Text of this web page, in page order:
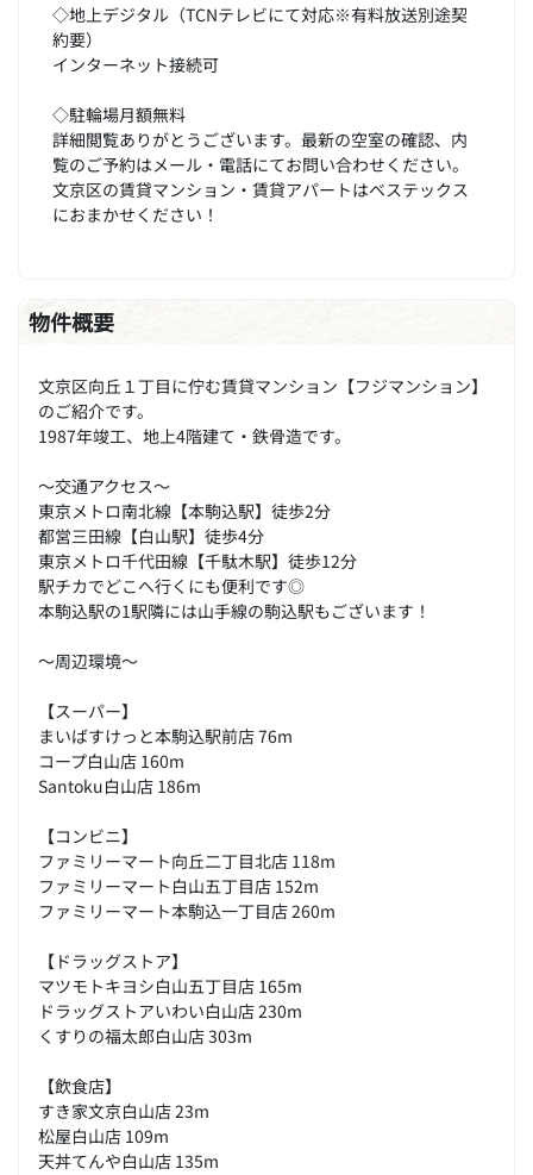
◇地上デジタル（TCNテレビにて対応※有料放送別途契
約要）
インターネット接続可
◇駐輪場月額無料
詳細閲覧ありがとうございます。最新の空室の確認、内
覧のご予約はメール・電話にてお問い合わせください。
文京区の賃貸マンション・賃貸アパートはベステックス
におまかせください！
物件概要
文京区向丘１丁目に佇む賃貸マンション【フジマンション】
のご紹介です。
1987年竣工、地上4階建て・鉄骨造です。
～交通アクセス～
東京メトロ南北線【本駒込駅】徒歩2分
都営三田線【白山駅】徒歩4分
東京メトロ千代田線【千駄木駅】徒歩12分
駅チカでどこへ行くにも便利です◎
本駒込駅の1駅隣には山手線の駒込駅もございます！
～周辺環境～
【スーパー】
まいばすけっと本駒込駅前店 76m
コープ白山店 160m
Santoku白山店 186m
【コンビニ】
ファミリーマート向丘二丁目北店 118m
ファミリーマート白山五丁目店 152m
ファミリーマート本駒込一丁目店 260m
【ドラッグストア】
マツモトキヨシ白山五丁目店 165m
ドラッグストアいわい白山店 230m
くすりの福太郎白山店 303m
【飲食店】
すき家文京白山店 23m
松屋白山店 109m
天丼てんや白山店 135m